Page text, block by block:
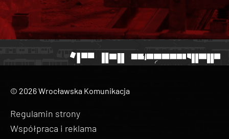
© 2026 Wrocławska Komunikacja
Regulamin strony
Współpraca i reklama